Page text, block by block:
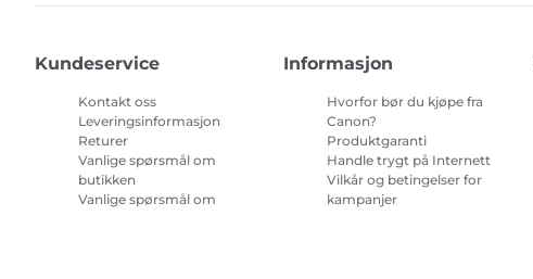
Kundeservice
Kontakt oss
Leveringsinformasjon
Returer
Vanlige spørsmål om
butikken
Vanlige spørsmål om
Informasjon
Hvorfor bør du kjøpe fra
Canon?
Produktgaranti
Handle trygt på Internett
Vilkår og betingelser for
kampanjer